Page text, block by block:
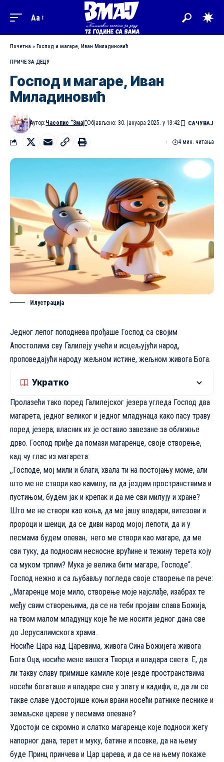
Aa
Почетна » Господ и магаре, Иван Миладиновић
ПРИЧЕ ЗА ДЕЦУ
Господ и магаре, Иван
Миладиновић
Аутор:Часопис ”Змај”Објављено: 30. јануара 2025. у 13:42
4 мин. читања
Илустрацијa
Једног лепог поподнева прођаше Господ са својим
Апостолима сву Галилеју учећи и исцељујући народ,
проповедајући народу жељном истине, жељном живога Бога.
Укратко
Пролазећи тако поред Галилејског језера угледа Господ два
магарета, једног великог и једног младунаца како пасу траву
поред језера; власник их је оставио завезане за оближње
дрво. Господ приђе да помази магаренце, своје створење,
кад чу глас из магарета:
,,Господе, мој мили и благи, хвала ти на постојању моме, али
што ме не створи као камилу, па да јездим пространствима и
пустињом, будем јак и крепак и да ме сви милују и хране?
Што ме не створи као коња, да ме јашу владари, витезови и
пророци и шеици, да се диви народ мојој лепоти, да и у
песмама будем опеван, него ме створи као магаре, да ме
сви туку, да подносим несносне врућине и тежину терета коју
са муком трпим? Мука је велика бити магаре, Господе“.
Господ нежно и са љубављу погледа своје створење па рече:
,,Магаренце моје мило, створење моје најслађе, изабрах те
међу свим створењима, да се на теби пројави слава Божија,
на твом малом младунцу које ће ме носити једног дана све
до Јерусалимскога храма.
Носиће Цара над Царевима, живога Сина Божијега живога
Бога Оца, носиће мене вашега Творца и владара света. Е, да
ли такву славу примише камиле које језде пространствима
носећи богаташе и владаре све у злату и кадифи, е, да ли се
такве славе удостојише коњи врани носећи ратнике песнике и
земаљске цареве у песмама опеване?
Удостоји се скромно и слатко магаренце које подноси жегу
напорног дана, терет и муку, батине и псовке, да на њему
буде Принц принчева и Цар царева, и да се на њему покаже